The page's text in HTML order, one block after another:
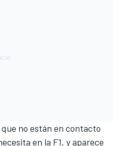
no están en contacto
en la F1, y aparece